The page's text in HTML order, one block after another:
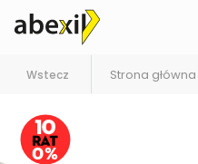
Wstecz Strona główna